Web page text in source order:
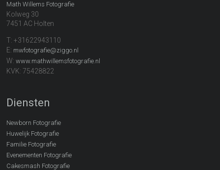
Math Willems Fotografie
Kolweg 30
7451 AC Holten
T: +31622943110
E: mwfotografie@ziggo.nl
W:www.mathwillemsfotografie.nl
KVK: 75428822
Diensten
Newborn Fotografie
Huwelijk Fotografie
Familie Fotografie
Evenementen Fotografie
Cakesmash Fotografie